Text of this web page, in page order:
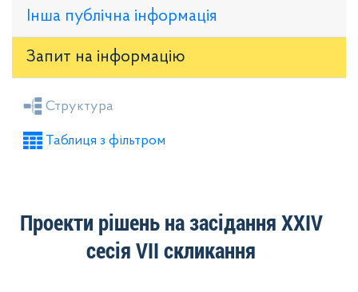
Інша публічна інформація
Запит на iнформацію
Засідання районної ради
Проекти рішень районної ради
Структура
Таблиця з фільтром
Проекти рішень на засідання XХІV
сесія VІІ скликання